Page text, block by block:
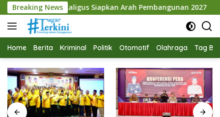
Langsung
ke
konten
Breaking News
Siapkan Arah Pembangunan 2027 Gelar Rakerda,
Home Berita Kriminal Politik Otomotif Olahraga Tag